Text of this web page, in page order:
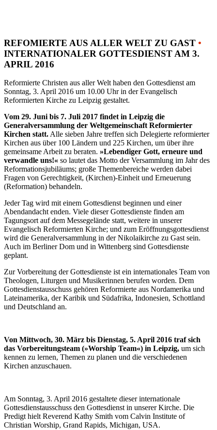
REFOMIERTE AUS ALLER WELT ZU GAST •
INTERNATIONALER GOTTESDIENST AM 3.
APRIL 2016
Reformierte Christen aus aller Welt haben den Gottesdienst am
Sonntag, 3. April 2016 um 10.00 Uhr in der Evangelisch
Reformierten Kirche zu Leipzig gestaltet.
Vom 29. Juni bis 7. Juli 2017 findet in Leipzig die
Generalversammlung der Weltgemeinschaft Reformierter
Kirchen statt.Alle sieben Jahre treffen sich Delegierte reformierter
Kirchen aus über 100 Ländern und 225 Kirchen, um über ihre
gemeinsame Arbeit zu beraten. »Lebendiger Gott, erneure und
verwandle uns!« so lautet das Motto der Versammlung im Jahr des
Reformationsjubiläums; große Themenbereiche werden dabei
Fragen von Gerechtigkeit, (Kirchen)-Einheit und Erneuerung
(Reformation) behandeln.
Jeder Tag wird mit einem Gottesdienst beginnen und einer
Abendandacht enden. Viele dieser Gottesdienste finden am
Tagungsort auf dem Messegelände statt, weitere in unserer
Evangelisch Reformierten Kirche; und zum Eröffnungsgottesdienst
wird die Generalversammlung in der Nikolaikirche zu Gast sein.
Auch im Berliner Dom und in Wittenberg sind Gottesdienste
geplant.
Zur Vorbereitung der Gottesdienste ist ein internationales Team von
Theologen, Liturgen und Musikerinnen berufen worden. Dem
Gottesdienstausschuss gehören Reformierte aus Nordamerika und
Lateinamerika, der Karibik und Südafrika, Indonesien, Schottland
und Deutschland an.
Von Mittwoch, 30. März bis Dienstag, 5. April 2016 traf sich
das Vorbereitungsteam (»Worship Team«) in Leipzig, um sich
kennen zu lernen, Themen zu planen und die verschiedenen
Kirchen anzuschauen.
Am Sonntag, 3. April 2016 gestaltete dieser internationale
Gottesdienstausschuss den Gottesdienst in unserer Kirche. Die
Predigt hielt Reverend Kathy Smith vom Calvin Institute of
Christian Worship, Grand Rapids, Michigan, USA.